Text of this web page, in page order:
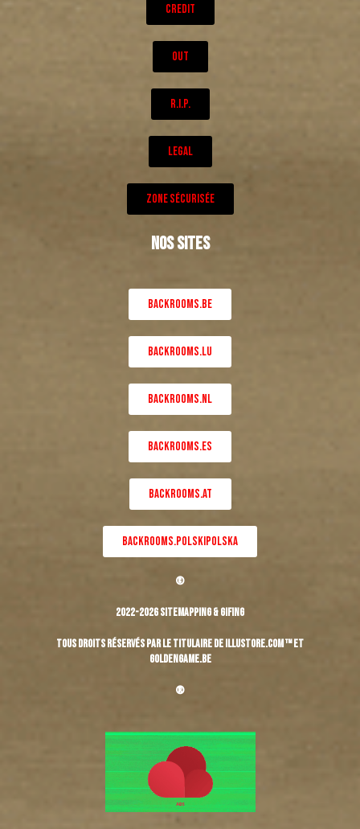
CREDIT
OUT
R.I.P.
LEGAL
ZONE SÉCURISÉE
NOS SITES
BACKROOMS.BE
BACKROOMS.LU
BACKROOMS.NL
BACKROOMS.ES
BACKROOMS.AT
BACKROOMS.POLSKIPOLSKA
©
2022-2026 Sitemapping & Gifing
Tous droits réservés par le titulaire de Illustore.com ™ et
Goldengame.be
®